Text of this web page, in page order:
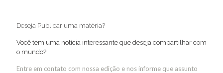
Deseja Publicar uma matéria?
Você tem uma notícia interessante que deseja compartilhar com
o mundo?
Entre em contato com nossa edição e nos informe que assunto